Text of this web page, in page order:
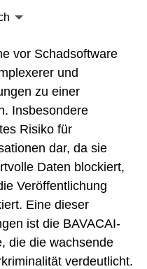
vor Schadsoftware
und
zu einer
Insbesondere
Risiko für
dar, da sie
Daten blockiert,
Veröffentlichung
Eine dieser
ist die BAVACAI-
die die wachsende
verdeutlicht.